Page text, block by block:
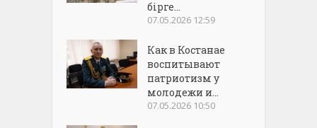
бірге...
07.05.2026 12:59
Как в Костанае
воспитывают
патриотизм у
молодежи и...
07.05.2026 10:50